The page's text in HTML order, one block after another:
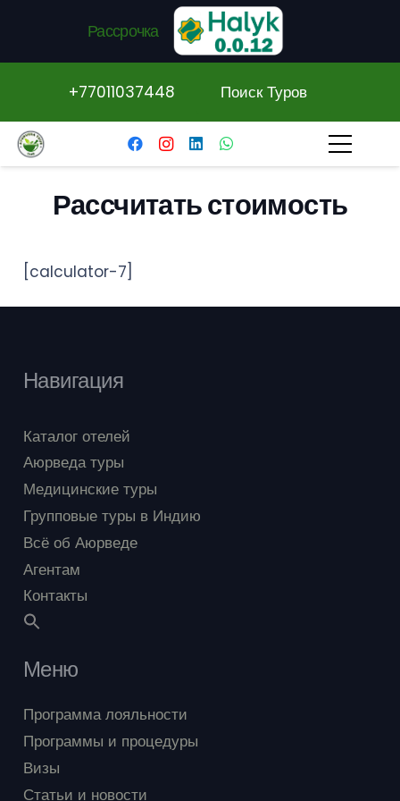
Рассрочка
+77011037448 Поиск Туров
Рассчитать стоимость
[calculator-7]
Навигация
Каталог отелей
Аюрведа туры
Медицинские туры
Групповые туры в Индию
Всё об Аюрведе
Агентам
Контакты
Меню
Программа лояльности
Программы и процедуры
Визы
Статьи и новости